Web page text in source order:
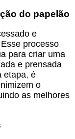
do papelão
e
processo
para criar uma
e prensada
etapa, é
o
as melhores